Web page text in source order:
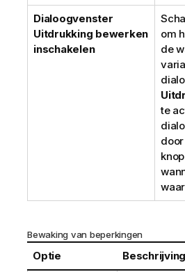
Dialoogvenster
Uitdrukking bewerken
inschakelen
om
de
te
knop
Bewaking van beperkingen
Optie Beschrijving